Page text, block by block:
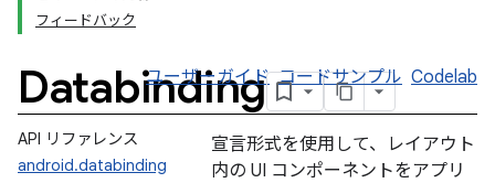
フィードバック
Databinding
ユーザーガイド コードサンプル Codelab
API リファレンス
android.databinding
宣言形式を使用して、レイアウト
内の UI コンポーネントをアプリ